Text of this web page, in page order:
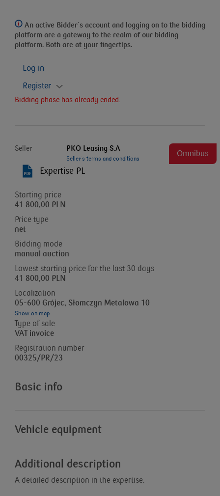
An active Bidder`s account and logging on to the bidding
platform are a gateway to the realm of our bidding
platform. Both are at your fingertips.
Log in
Register
Bidding phase has already ended.
Seller PKO Leasing S.A
Seller`s terms and conditions
Omnibus
Expertise PL
Starting price
41 800,00 PLN
Price type
net
Bidding mode
manual auction
Lowest starting price for the last 30 days
41 800,00 PLN
Localization
05-600 Grójec, Słomczyn Metalowa 10
Show on map
Type of sale
VAT invoice
Registration number
00325/PR/23
Basic info
Vehicle equipment
Additional description
A detailed description in the expertise.